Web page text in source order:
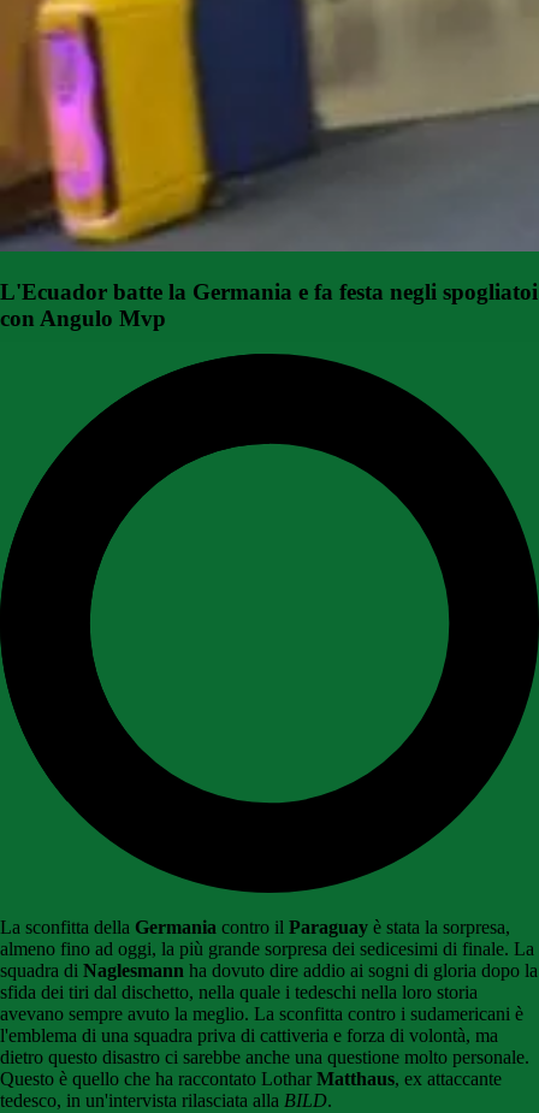
L'Ecuador batte la Germania e fa festa negli spogliatoi
con Angulo Mvp
La sconfitta della Germania contro il Paraguay è stata la sorpresa,
almeno fino ad oggi, la più grande sorpresa dei sedicesimi di finale. La
squadra di Naglesmann ha dovuto dire addio ai sogni di gloria dopo la
sfida dei tiri dal dischetto, nella quale i tedeschi nella loro storia
avevano sempre avuto la meglio. La sconfitta contro i sudamericani è
l'emblema di una squadra priva di cattiveria e forza di volontà, ma
dietro questo disastro ci sarebbe anche una questione molto personale.
Questo è quello che ha raccontato Lothar Matthaus, ex attaccante
tedesco, in un'intervista rilasciata alla BILD.